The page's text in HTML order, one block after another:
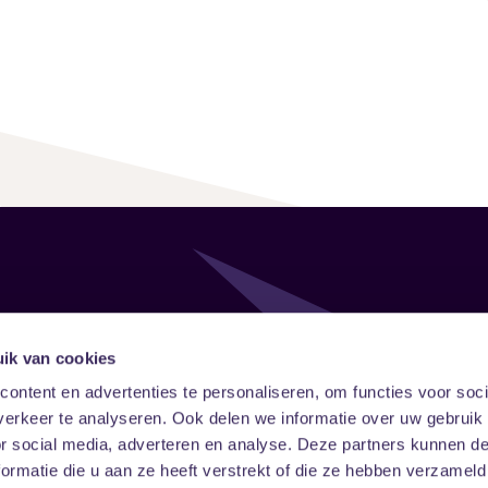
van cookies
en advertenties te personaliseren, om functies voor
te analyseren. Ook delen we informatie over uw gebruik
social media, adverteren en analyse. Deze partners kunnen
die u aan ze heeft verstrekt of die ze hebben
Follow
FacebookInstagramLinkedIn